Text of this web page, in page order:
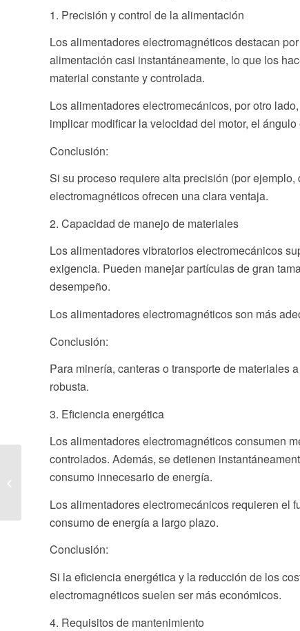
1. Precisión y control de la alimentación
Los alimentadores electromagnéticos destacan
alimentación casi instantáneamente, lo que los
material constante y controlada.
Los alimentadores electromecánicos, por otro
implicar modificar la velocidad del motor, el
Conclusión:
Si su proceso requiere alta precisión (por
electromagnéticos ofrecen una clara ventaja.
2. Capacidad de manejo de materiales
Los alimentadores vibratorios electromecánicos
exigencia. Pueden manejar partículas de gran
desempeño.
Los alimentadores electromagnéticos son más
Conclusión:
Para minería, canteras o transporte de materiales
robusta.
3. Eficiencia energética
Los alimentadores electromagnéticos consumen
controlados. Además, se detienen
consumo innecesario de energía.
Los alimentadores electromecánicos requieren el
consumo de energía a largo plazo.
Conclusión:
Si la eficiencia energética y la reducción de los
electromagnéticos suelen ser más económicos.
4. Requisitos de mantenimiento
Excitador de criba
vibratoria para la
de carbón:...